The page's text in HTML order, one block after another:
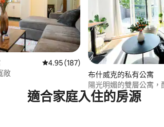
分（滿分 5 分）從 187 則評價中獲得 4.95 的平均評分
4.95 (187)
敞
布什威克的私有公寓
陽光明媚的雙層公寓
公室
適合家庭入住的房源